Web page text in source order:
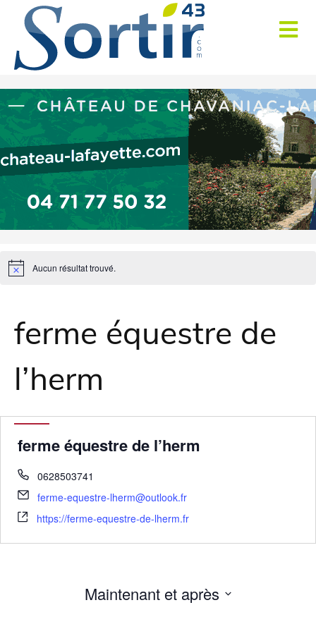
Aucun résultat trouvé.
ferme équestre de
l’herm
ferme équestre de l’herm
0628503741
ferme-equestre-lherm@outlook.fr
https://ferme-equestre-de-lherm.fr
Maintenant et après